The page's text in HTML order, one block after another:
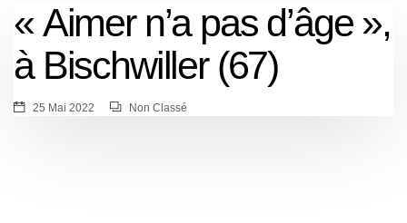
« Aimer n’a pas d’âge »,
à Bischwiller (67)
25 Mai 2022 Non Classé